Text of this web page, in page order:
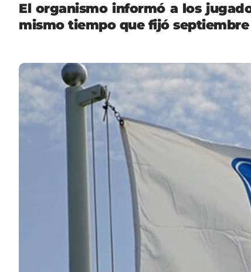
El organismo informó a los
mismo tiempo que fijó